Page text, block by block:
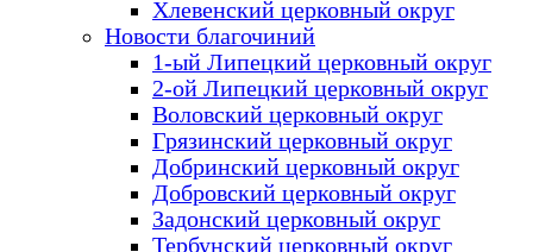
Хлевенский церковный округ
Новости благочиний
1-ый Липецкий церковный округ
2-ой Липецкий церковный округ
Воловский церковный округ
Грязинский церковный округ
Добринский церковный округ
Добровский церковный округ
Задонский церковный округ
Тербунский церковный округ